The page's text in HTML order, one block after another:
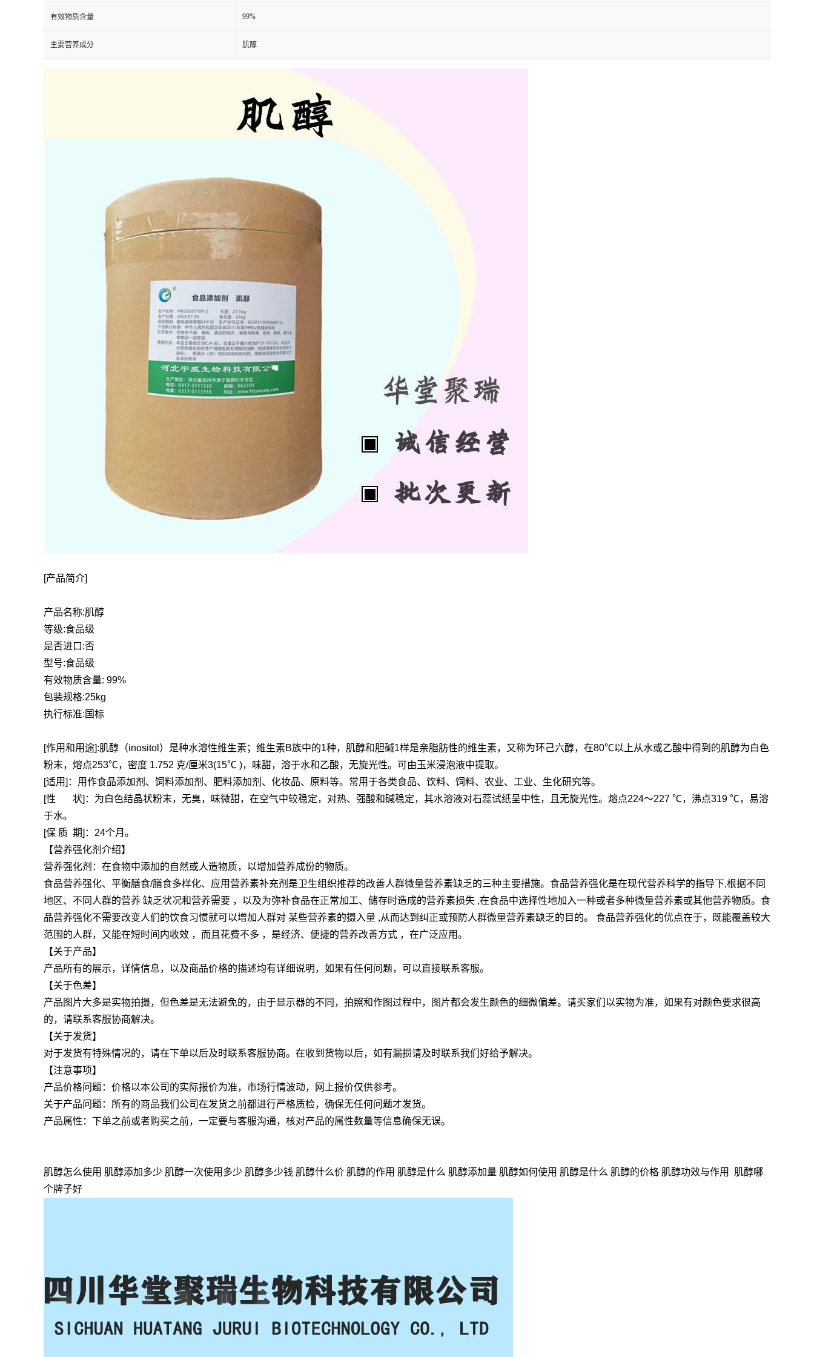
有效物质含量 99%
主要营养成分 肌醇
[产品简介]
产品名称:肌醇
等级:食品级
是否进口:否
型号:食品级
有效物质含量: 99%
包装规格:25kg
执行标准:国标
[作用和用途]:肌醇（inositol）是种水溶性维生素；维生素B族中的1种，肌醇和胆碱1样是亲脂肪性的维生素，又称为环己六醇，在80℃以上从水或乙酸中得到的肌醇为白色
粉末，熔点253℃，密度 1.752 克/厘米3(15℃ )，味甜，溶于水和乙酸，无旋光性。可由玉米浸泡液中提取。
[适用]：用作食品添加剂、饲料添加剂、肥料添加剂、化妆品、原料等。常用于各类食品、饮料、饲料、农业、工业、生化研究等。
[性 状]：为白色结晶状粉末，无臭，味微甜，在空气中较稳定，对热、强酸和碱稳定，其水溶液对石蕊试纸呈中性，且无旋光性。熔点224～227 ℃，沸点319 ℃，易溶
于水。
[保 质 期]：24个月。
【营养强化剂介绍】
营养强化剂：在食物中添加的自然或人造物质，以增加营养成份的物质。
食品营养强化、平衡膳食/膳食多样化、应用营养素补充剂是卫生组织推荐的改善人群微量营养素缺乏的三种主要措施。食品营养强化是在现代营养科学的指导下,根据不同
地区、不同人群的营养 缺乏状况和营养需要 ，以及为弥补食品在正常加工、储存时造成的营养素损失 ,在食品中选择性地加入一种或者多种微量营养素或其他营养物质。食
品营养强化不需要改变人们的饮食习惯就可以增加人群对 某些营养素的摄入量 ,从而达到纠正或预防人群微量营养素缺乏的目的。 食品营养强化的优点在于，既能覆盖较大
范围的人群，又能在短时间内收效 ，而且花费不多 ，是经济、便捷的营养改善方式 ，在广泛应用。
【关于产品】
产品所有的展示，详情信息，以及商品价格的描述均有详细说明，如果有任何问题，可以直接联系客服。
【关于色差】
产品图片大多是实物拍摄，但色差是无法避免的，由于显示器的不同，拍照和作图过程中，图片都会发生颜色的细微偏差。请买家们以实物为准，如果有对颜色要求很高
的，请联系客服协商解决。
【关于发货】
对于发货有特殊情况的，请在下单以后及时联系客服协商。在收到货物以后，如有漏损请及时联系我们好给予解决。
【注意事项】
产品价格问题：价格以本公司的实际报价为准，市场行情波动，网上报价仅供参考。
关于产品问题：所有的商品我们公司在发货之前都进行严格质检，确保无任何问题才发货。
产品属性：下单之前或者购买之前，一定要与客服沟通，核对产品的属性数量等信息确保无误。
肌醇怎么使用 肌醇添加多少 肌醇一次使用多少 肌醇多少钱 肌醇什么价 肌醇的作用 肌醇是什么 肌醇添加量 肌醇如何使用 肌醇是什么 肌醇的价格 肌醇功效与作用 肌醇哪
个牌子好